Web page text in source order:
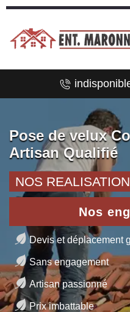
Pose de velux
Artisan Qualifié
NOS
Nos
Devis et déplacement
Sans engagement
Artisan passionné
Prix imbattable